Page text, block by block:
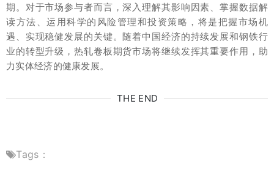
期。对于市场参与者而言，深入理解其影响因素、掌握数据解
读方法、运用科学的风险管理和投资策略，将是把握市场机
遇、实现稳健发展的关键。随着中国经济的持续发展和钢铁行
业的转型升级，热轧卷板期货市场将继续发挥其重要作用，助
力实体经济的健康发展。
THE END
Tags：